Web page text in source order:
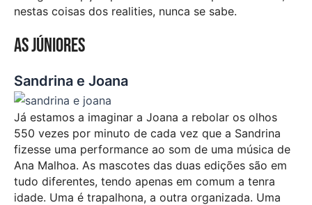
nestas coisas dos realities, nunca se sabe.
As júniores
Sandrina e Joana
Já estamos a imaginar a Joana a rebolar os olhos
550 vezes por minuto de cada vez que a Sandrina
fizesse uma performance ao som de uma música de
Ana Malhoa. As mascotes das duas edições são em
tudo diferentes, tendo apenas em comum a tenra
idade. Uma é trapalhona, a outra organizada. Uma